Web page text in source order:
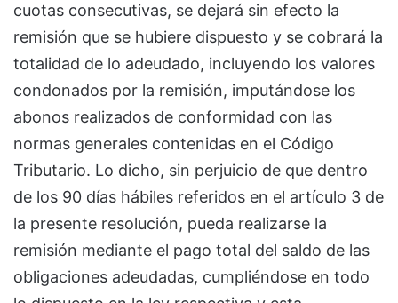
cuotas consecutivas, se dejará sin efecto la
remisión que se hubiere dispuesto y se cobrará la
totalidad de lo adeudado, incluyendo los valores
condonados por la remisión, imputándose los
abonos realizados de conformidad con las
normas generales contenidas en el Código
Tributario. Lo dicho, sin perjuicio de que dentro
de los 90 días hábiles referidos en el artículo 3 de
la presente resolución, pueda realizarse la
remisión mediante el pago total del saldo de las
obligaciones adeudadas, cumpliéndose en todo